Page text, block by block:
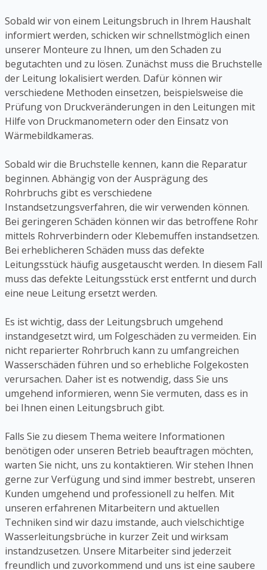
Sobald wir von einem Leitungsbruch in Ihrem Haushalt
informiert werden, schicken wir schnellstmöglich einen
unserer Monteure zu Ihnen, um den Schaden zu
begutachten und zu lösen. Zunächst muss die Bruchstelle
der Leitung lokalisiert werden. Dafür können wir
verschiedene Methoden einsetzen, beispielsweise die
Prüfung von Druckveränderungen in den Leitungen mit
Hilfe von Druckmanometern oder den Einsatz von
Wärmebildkameras.
Sobald wir die Bruchstelle kennen, kann die Reparatur
beginnen. Abhängig von der Ausprägung des
Rohrbruchs gibt es verschiedene
Instandsetzungsverfahren, die wir verwenden können.
Bei geringeren Schäden können wir das betroffene Rohr
mittels Rohrverbindern oder Klebemuffen instandsetzen.
Bei erheblicheren Schäden muss das defekte
Leitungsstück häufig ausgetauscht werden. In diesem Fall
muss das defekte Leitungsstück erst entfernt und durch
eine neue Leitung ersetzt werden.
Es ist wichtig, dass der Leitungsbruch umgehend
instandgesetzt wird, um Folgeschäden zu vermeiden. Ein
nicht reparierter Rohrbruch kann zu umfangreichen
Wasserschäden führen und so erhebliche Folgekosten
verursachen. Daher ist es notwendig, dass Sie uns
umgehend informieren, wenn Sie vermuten, dass es in
bei Ihnen einen Leitungsbruch gibt.
Falls Sie zu diesem Thema weitere Informationen
benötigen oder unseren Betrieb beauftragen möchten,
warten Sie nicht, uns zu kontaktieren. Wir stehen Ihnen
gerne zur Verfügung und sind immer bestrebt, unseren
Kunden umgehend und professionell zu helfen. Mit
unseren erfahrenen Mitarbeitern und aktuellen
Techniken sind wir dazu imstande, auch vielschichtige
Wasserleitungsbrüche in kurzer Zeit und wirksam
instandzusetzen. Unsere Mitarbeiter sind jederzeit
freundlich und zuvorkommend und uns ist eine saubere